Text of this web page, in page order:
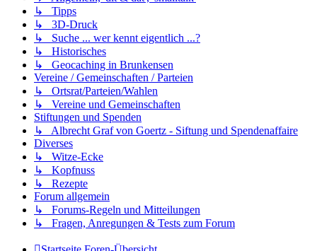
↳ Tipps
↳ 3D-Druck
↳ Suche ... wer kennt eigentlich ...?
↳ Historisches
↳ Geocaching in Brunkensen
Vereine / Gemeinschaften / Parteien
↳ Ortsrat/Parteien/Wahlen
↳ Vereine und Gemeinschaften
Stiftungen und Spenden
↳ Albrecht Graf von Goertz - Siftung und Spendenaffaire
Diverses
↳ Witze-Ecke
↳ Kopfnuss
↳ Rezepte
Forum allgemein
↳ Forums-Regeln und Mitteilungen
↳ Fragen, Anregungen & Tests zum Forum